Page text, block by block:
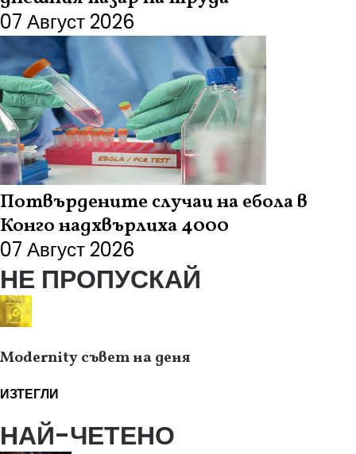
07 Август 2026
Потвърдените случаи на ебола в
Конго надхвърлиха 4000
07 Август 2026
НЕ ПРОПУСКАЙ
Modernity съвет на деня
ИЗТЕГЛИ
НАЙ-ЧЕТЕНО